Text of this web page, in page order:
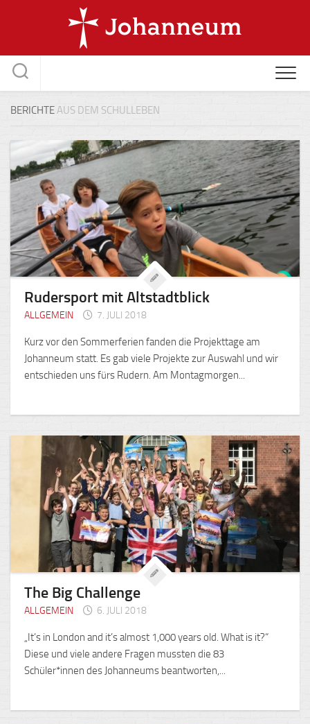
BERICHTEAUS DEM SCHULLEBEN
Rudersport mit Altstadtblick
ALLGEMEIN 7. JULI 2018
Kurz vor den Sommerferien fanden die Projekttage am
Johanneum statt. Es gab viele Projekte zur Auswahl und wir
entschieden uns fürs Rudern. Am Montagmorgen...
The Big Challenge
ALLGEMEIN 6. JULI 2018
„It’s in London and it’s almost 1,000 years old. What is it?“
Diese und viele andere Fragen mussten die 83
Schüler*innen des Johanneums beantworten,...